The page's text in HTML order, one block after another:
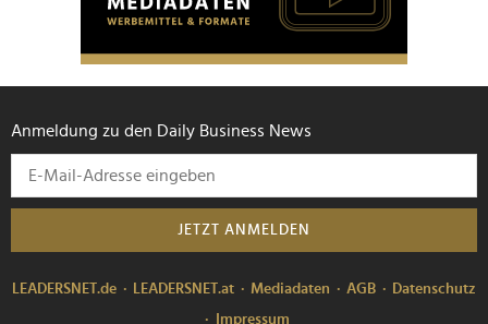
Anmeldung zu den Daily Business News
JETZT ANMELDEN
LEADERSNET.de LEADERSNET.at Mediadaten AGB
Datenschutz
Impressum